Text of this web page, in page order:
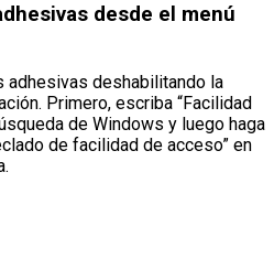
desde el menú
adhesivas deshabilitando la
Primero, escriba “Facilidad
de Windows y luego haga
de facilidad de acceso” en